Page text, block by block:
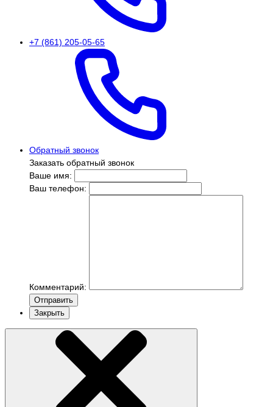
+7 (861) 205-05-65
Обратный звонок
Заказать обратный звонок
Ваше имя:
Ваш телефон:
Комментарий:
Отправить
Закрыть